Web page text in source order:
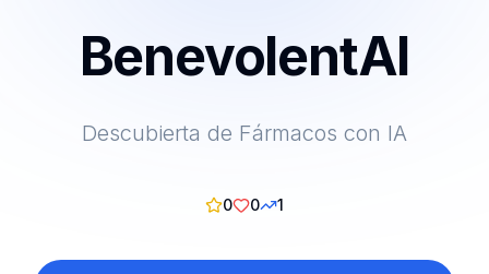
BenevolentAI
Descubierta de Fármacos con IA
0 0 1